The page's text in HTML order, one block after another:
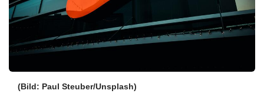
(Bild: Paul Steuber/Unsplash)